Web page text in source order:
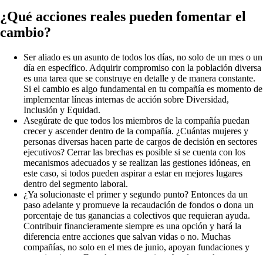
¿Qué acciones reales pueden fomentar el
cambio?
Ser aliado es un asunto de todos los días, no solo de un mes o un
día en específico. Adquirir compromiso con la población diversa
es una tarea que se construye en detalle y de manera constante.
Si el cambio es algo fundamental en tu compañía es momento de
implementar líneas internas de acción sobre Diversidad,
Inclusión y Equidad.
Asegúrate de que todos los miembros de la compañía puedan
crecer y ascender dentro de la compañía. ¿Cuántas mujeres y
personas diversas hacen parte de cargos de decisión en sectores
ejecutivos? Cerrar las brechas es posible si se cuenta con los
mecanismos adecuados y se realizan las gestiones idóneas, en
este caso, si todos pueden aspirar a estar en mejores lugares
dentro del segmento laboral.
¿Ya solucionaste el primer y segundo punto? Entonces da un
paso adelante y promueve la recaudación de fondos o dona un
porcentaje de tus ganancias a colectivos que requieran ayuda.
Contribuir financieramente siempre es una opción y hará la
diferencia entre acciones que salvan vidas o no. Muchas
compañías, no solo en el mes de junio, apoyan fundaciones y